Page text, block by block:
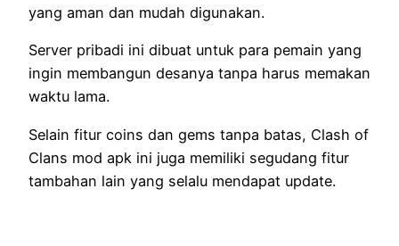
yang aman dan mudah digunakan.
Server pribadi ini dibuat untuk para pemain yang
ingin membangun desanya tanpa harus memakan
waktu lama.
Selain fitur coins dan gems tanpa batas, Clash of
Clans mod apk ini juga memiliki segudang fitur
tambahan lain yang selalu mendapat update.